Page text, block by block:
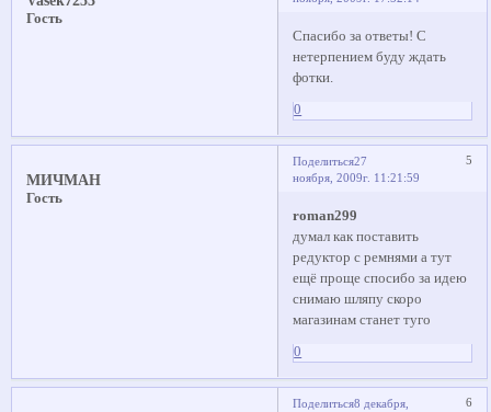
Гость
Спасибо за ответы! С
нетерпением буду ждать
фотки.
0
Поделиться 5
27
ноября, 2009г. 11:21:59
МИЧМАН
Гость
roman299
думал как поставить
редуктор с ремнями а тут
ещё проще спосибо за идею
снимаю шляпу скоро
магазинам станет туго
0
Поделиться 6
8 декабря,